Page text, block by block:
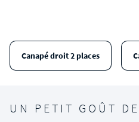
Canapé droit 2 places
UN PETIT GOÛT